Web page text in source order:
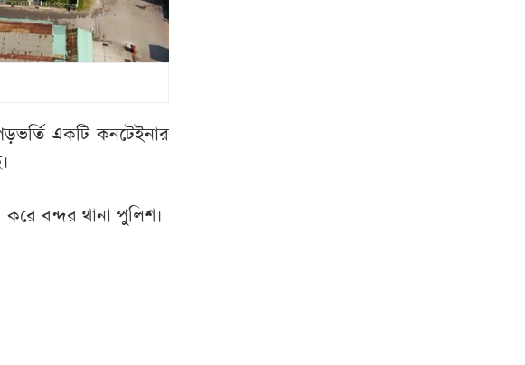
একটি কনটেইনার
করে বন্দর থানা পুলিশ।